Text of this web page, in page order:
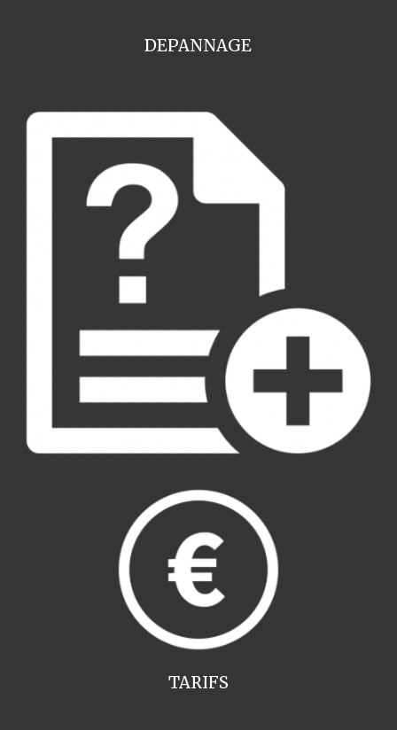
DEPANNAGE
TARIFS